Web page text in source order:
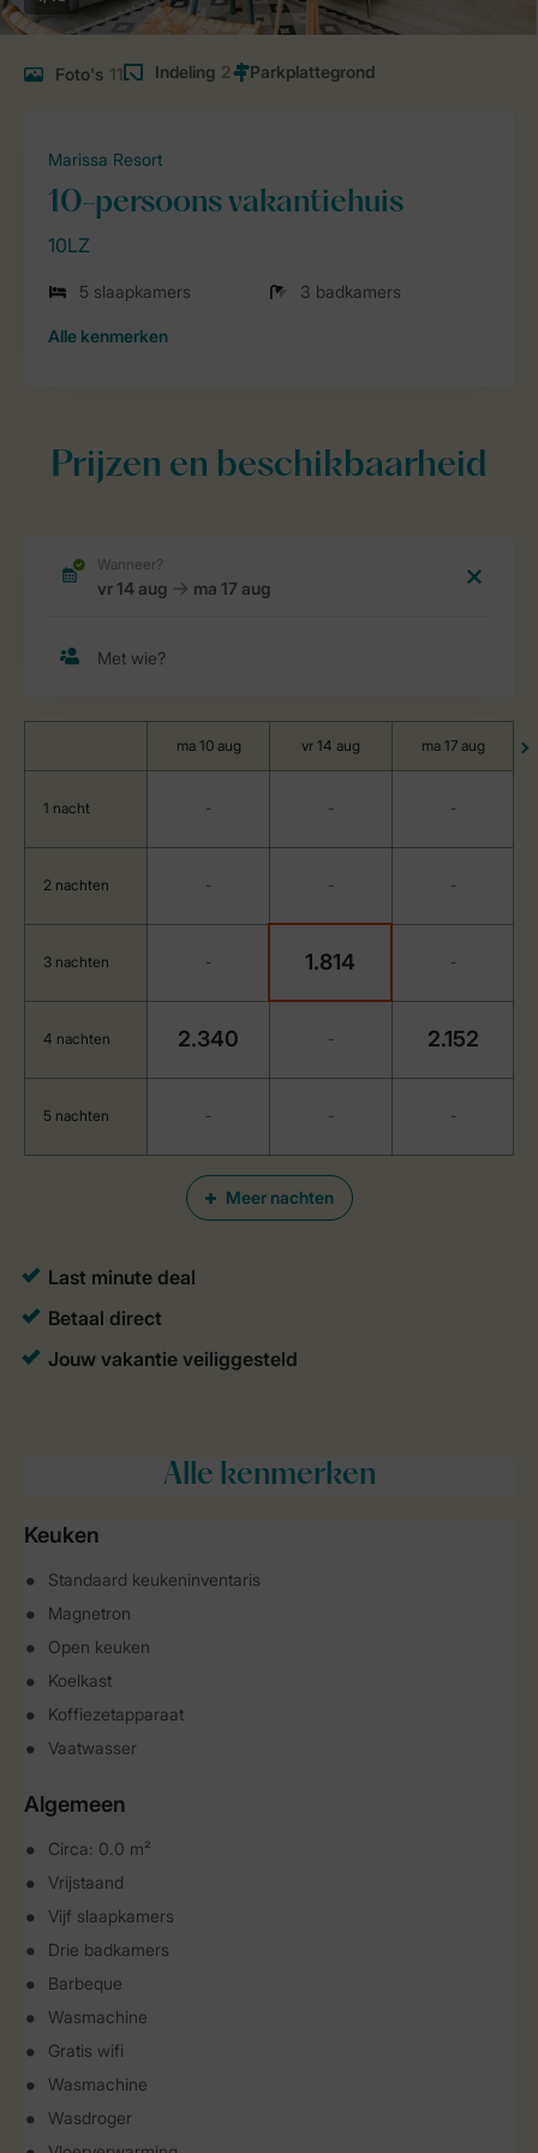
Foto's 11 Indeling 2
Marissa Resort
10-persoons vakantiehuis
10LZ
5 slaapkamers 3 badkamers
Alle kenmerken
Prijzen en beschikbaarheid
Meer nachten
ma 10 aug vr 14 aug ma 17 aug
1 nacht - - -
2 nachten - - -
3 nachten - 1.814 -
4 nachten 2.340 - 2.152
5 nachten - - -
Alle kenmerken
Keuken
Standaard keukeninventaris
Magnetron
Open keuken
Koelkast
Koffiezetapparaat
Vaatwasser
Algemeen
Circa: 0.0 m²
Vrijstaand
Vijf slaapkamers
Drie badkamers
Barbeque
Wasmachine
Gratis wifi
Wasmachine
Wasdroger